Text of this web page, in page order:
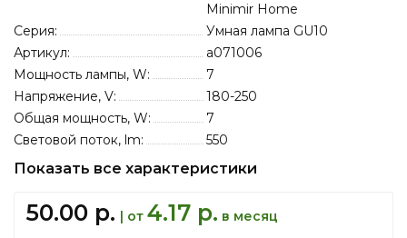
Minimir Home
Серия:
Умная лампа GU10
Артикул:
a071006
Мощность лампы, W:
7
Напряжение, V:
180-250
Общая мощность, W:
7
Световой поток, lm:
550
Показать все характеристики
50.00 р. | от 4.17 р. в месяц